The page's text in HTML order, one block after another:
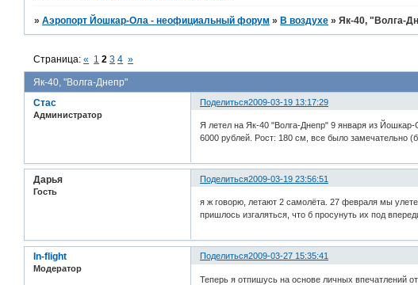
»Аэропорт Йошкар-Ола - неофициальный форум » В воздухе »Як-40, "Волга-
Як-40, "Волга-Днепр"
Страница:« 1 2 3 4 »
Поделиться2009-03-19 13:17:29
Стас
Администратор
Я летел на Як-40 "Волга-Днепр" 9 января из
6000 рублей. Рост: 180 см, все было замечательно
Поделиться2009-03-19 23:56:51
Дарья
Гость
я ж говорю, летают 2 самолёта. 27 февраля мы
пришлось изгаляться, что б просунуть их под
Поделиться2009-03-27 15:35:41
In-flight
Модератор
Теперь я отпишусь на основе личных впечатлений